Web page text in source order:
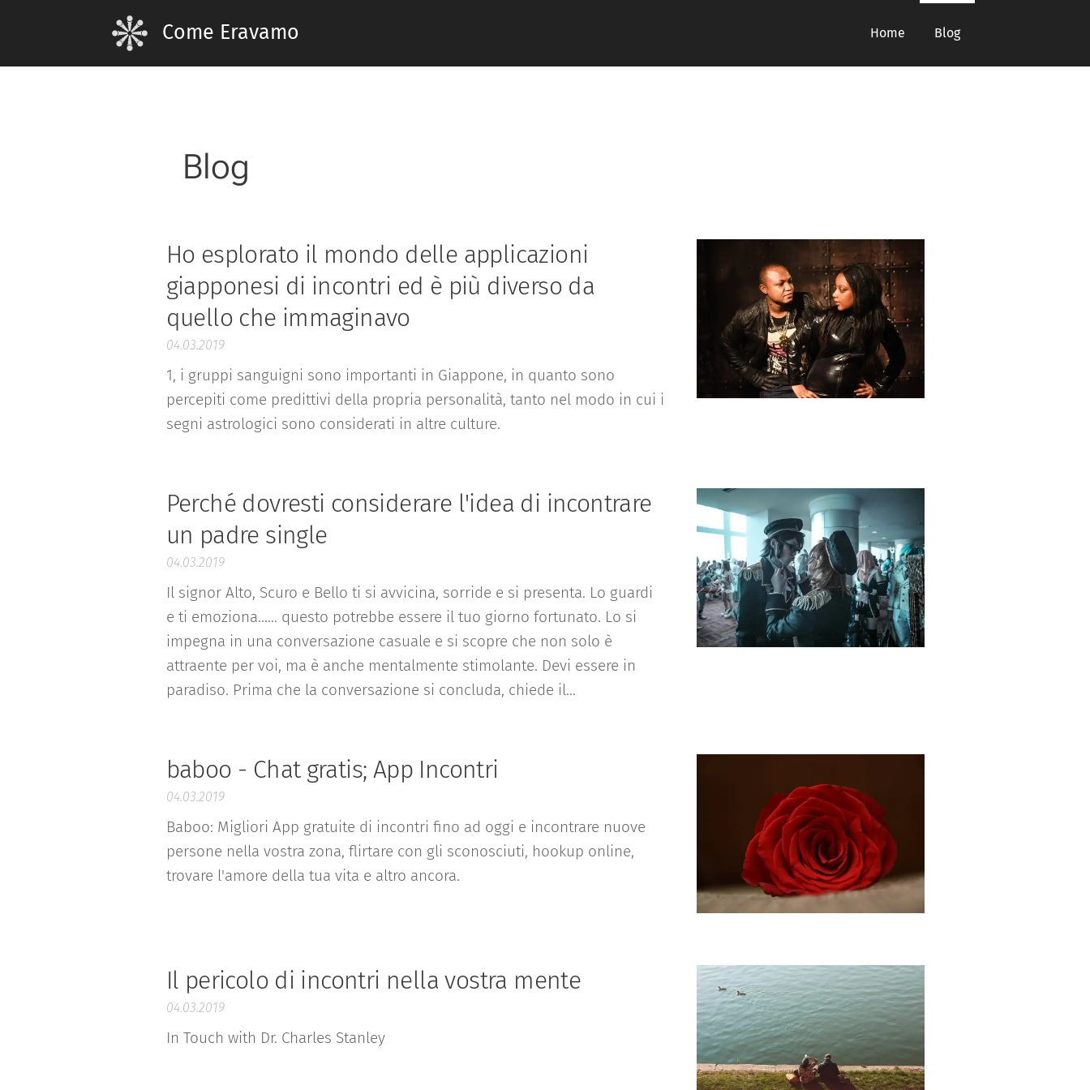
Come Eravamo Home Blog
Blog
Ho esplorato il mondo delle applicazioni
giapponesi di incontri ed è più diverso da
quello che immaginavo
04.03.2019
1, i gruppi sanguigni sono importanti in Giappone, in quanto sono
percepiti come predittivi della propria personalità, tanto nel modo in cui i
segni astrologici sono considerati in altre culture.
Perché dovresti considerare l'idea di incontrare
un padre single
04.03.2019
Il signor Alto, Scuro e Bello ti si avvicina, sorride e si presenta. Lo guardi
e ti emoziona...... questo potrebbe essere il tuo giorno fortunato. Lo si
impegna in una conversazione casuale e si scopre che non solo è
attraente per voi, ma è anche mentalmente stimolante. Devi essere in
paradiso. Prima che la conversazione si concluda, chiede il...
baboo - Chat gratis; App Incontri
04.03.2019
Baboo: Migliori App gratuite di incontri fino ad oggi e incontrare nuove
persone nella vostra zona, flirtare con gli sconosciuti, hookup online,
trovare l'amore della tua vita e altro ancora.
Il pericolo di incontri nella vostra mente
04.03.2019
In Touch with Dr. Charles Stanley